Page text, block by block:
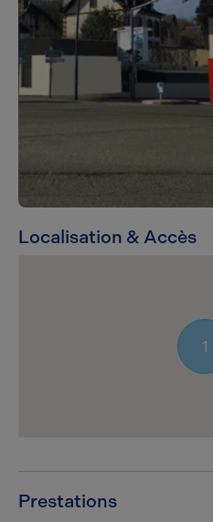
Localisation & Accès
1
Prestations